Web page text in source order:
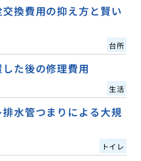
換費用の抑え方と賢い
台所
た後の修理費用
生活
水管つまりによる大規
トイレ